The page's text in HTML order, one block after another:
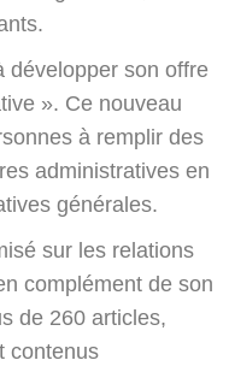
développer son offre
». Ce nouveau
à remplir des
administratives en
générales.
sur les relations
complément de son
de 260 articles,
contenus